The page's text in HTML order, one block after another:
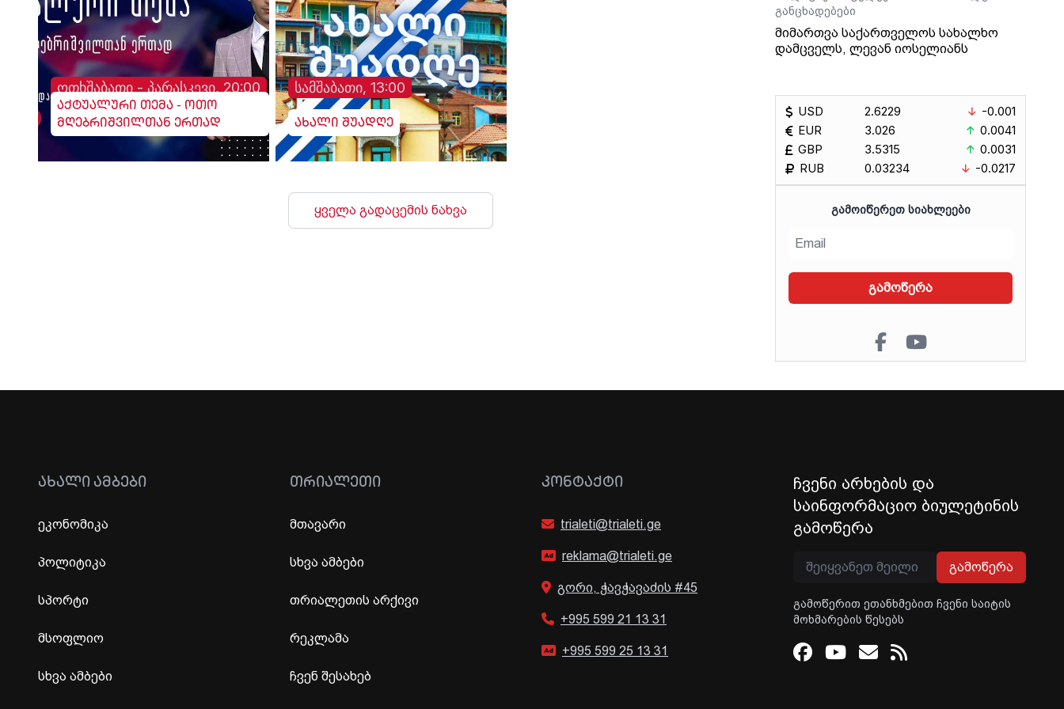
ოთხშაბათი - პარასკევი, 20:00
აქტუალური თემა - ოთო
მღებრიშვილთან ერთად
სამშაბათი, 13:00
ახალი შუადღე
ყველა გადაცემის ნახვა
განცხადებები
მიმართვა საქართველოს სახალხო
დამცველს, ლევან იოსელიანს
USD
EUR
GBP
RUB
2.6229
3.026
3.5315
0.03234
-0.001
0.0041
0.0031
-0.0217
ᲒᲐᲛᲝᲘᲬᲔᲠᲔᲗ ᲡᲘᲐᲮᲚᲔᲔᲑᲘ
გამოწერა
ᲐᲮᲐᲚᲘ ᲐᲛᲑᲔᲑᲘ
ეკონომიკა
პოლიტიკა
სპორტი
მსოფლიო
სხვა ამბები
ᲗᲠᲘᲐᲚᲔᲗᲘ
მთავარი
სხვა ამბები
თრიალეთის არქივი
რეკლამა
ჩვენ შესახებ
ᲙᲝᲜᲢᲐᲥᲢᲘ
trialeti@trialeti.ge
reklama@trialeti.ge
გორი, ჭავჭავაძის #45
+995 599 21 13 31
+995 599 25 13 31
ჩვენი არხების და
საინფორმაციო ბიულეტინის
გამოწერა
გამოწერა
გამოწერით ეთანხმებით ჩვენი საიტის
მოხმარების წესებს
Facebook
Youtube
Email
RSS